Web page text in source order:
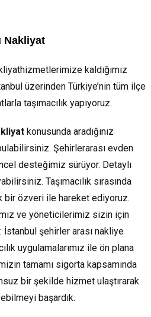
Nakliyat
kaldığımız
üzerinden Türkiye’nin tüm ilçe
taşımacılık yapıyoruz.
konusunda aradığınız
Şehirlerarası evden
desteğimiz sürüyor. Detaylı
Taşımacılık sırasında
bir özveri ile hareket ediyoruz.
ve yöneticilerimiz sizin için
İstanbul şehirler arası nakliye
uygulamalarımız ile ön plana
tamamı sigorta kapsamında
bir şekilde hizmet ulaştırarak
başardık.